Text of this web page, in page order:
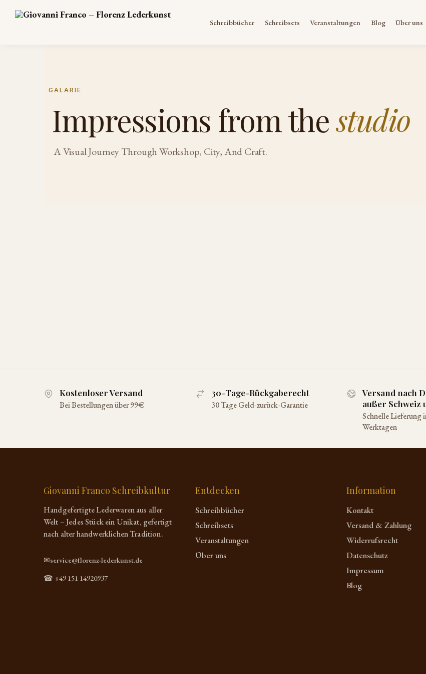
Schreibbücher Schreibsets Veranstaltungen Blog Über uns
Search
GALARIE
Impressions from thestudio
A Visual Journey Through Workshop, City, And Craft.
Kostenloser Versand
Bei Bestellungen über 99€
30-Tage-Rückgaberecht
30 Tage Geld-zurück-Garantie
Versand nach
außer Schweiz
Schnelle Lieferung
Werktagen
Giovanni Franco Schreibkultur
Handgefertigte Lederwaren aus aller
Welt – Jedes Stück ein Unikat, gefertigt
nach alter handwerklichen Tradition.
✉service@florenz-lederkunst.de
☎ +49 151 14920937
Entdecken
Schreibbücher
Schreibsets
Veranstaltungen
Über uns
Information
Kontakt
Versand & Zahlung
Widerrufsrecht
Datenschutz
Impressum
Blog